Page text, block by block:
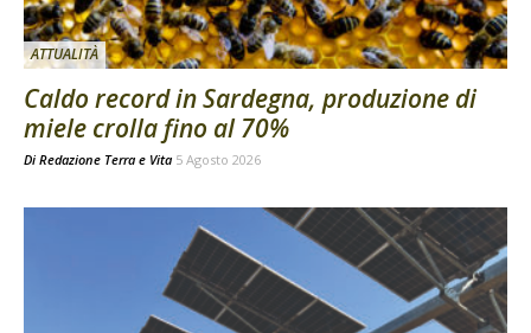
ATTUALITÀ
Caldo record in Sardegna, produzione di
miele crolla fino al 70%
Di Redazione Terra e Vita 5 Agosto 2026